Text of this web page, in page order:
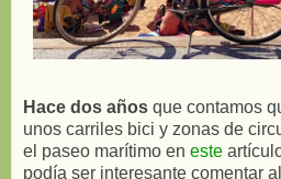
Hace dos años que contamos
unos carriles bici y zonas de
el paseo marítimo en este
podía ser interesante comentar